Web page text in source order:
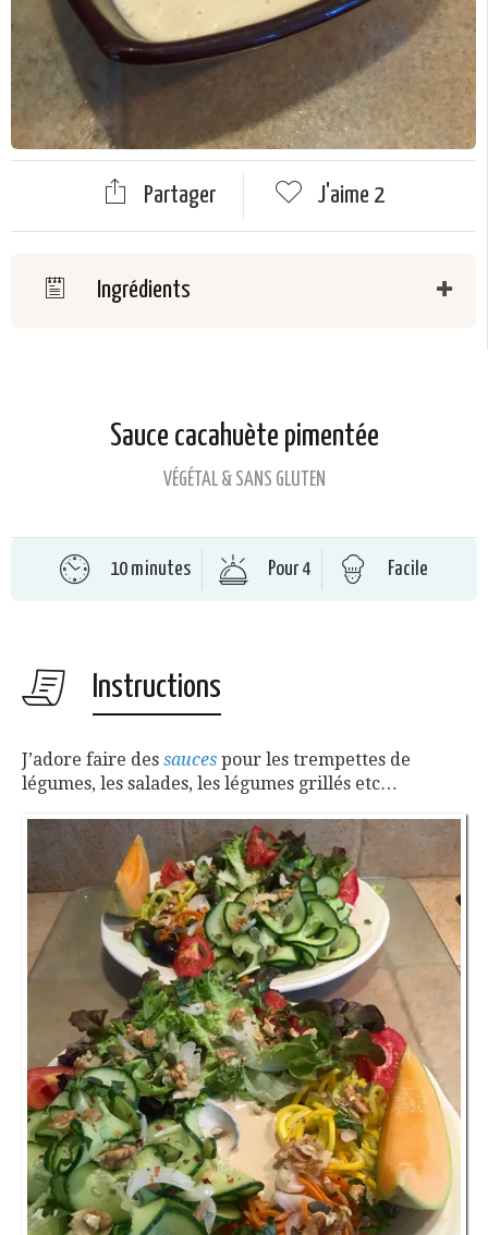
Partager J'aime 2
Ingrédients
Sauce cacahuète pimentée
VÉGÉTAL & SANS GLUTEN
10 minutes Pour 4 Facile
Instructions
J’adore faire des sauces pour les trempettes de
légumes, les salades, les légumes grillés etc…